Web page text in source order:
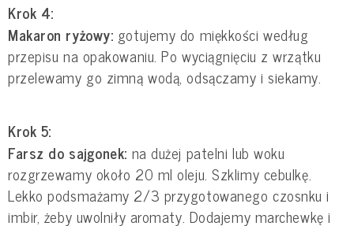
Krok 4:
Makaron ryżowy: gotujemy do miękkości według
przepisu na opakowaniu. Po wyciągnięciu z wrzątku
przelewamy go zimną wodą, odsączamy i siekamy.
Krok 5:
Farsz do sajgonek: na dużej patelni lub woku
rozgrzewamy około 20 ml oleju. Szklimy cebulkę.
Lekko podsmażamy 2/3 przygotowanego czosnku i
imbir, żeby uwolniły aromaty. Dodajemy marchewkę i